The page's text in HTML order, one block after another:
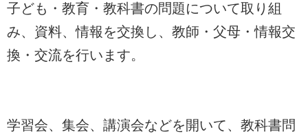
子ども・教育・教科書の問題について取り組
み、資料、情報を交換し、教師・父母・情報交
換・交流を行います。
学習会、集会、講演会などを開いて、教科書問